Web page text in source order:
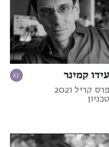
עידו קמינר
פרס קריל 2021
טכניון